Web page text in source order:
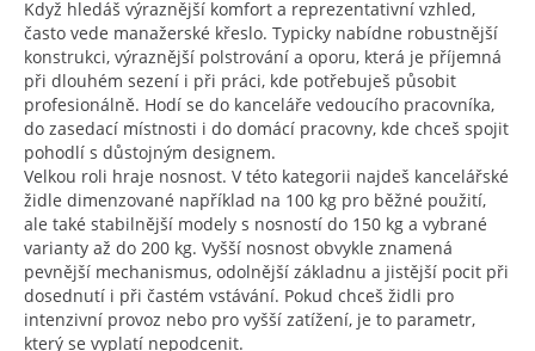
Když hledáš výraznější komfort a reprezentativní vzhled,
často vede manažerské křeslo. Typicky nabídne robustnější
konstrukci, výraznější polstrování a oporu, která je příjemná
při dlouhém sezení i při práci, kde potřebuješ působit
profesionálně. Hodí se do kanceláře vedoucího pracovníka,
do zasedací místnosti i do domácí pracovny, kde chceš spojit
pohodlí s důstojným designem.
Velkou roli hraje nosnost. V této kategorii najdeš kancelářské
židle dimenzované například na 100 kg pro běžné použití,
ale také stabilnější modely s nosností do 150 kg a vybrané
varianty až do 200 kg. Vyšší nosnost obvykle znamená
pevnější mechanismus, odolnější základnu a jistější pocit při
dosednutí i při častém vstávání. Pokud chceš židli pro
intenzivní provoz nebo pro vyšší zatížení, je to parametr,
který se vyplatí nepodcenit.